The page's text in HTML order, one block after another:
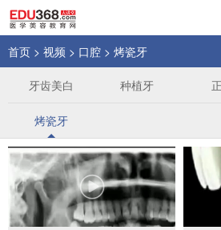
首页 > 视频 > 口腔 > 烤瓷牙
牙齿美白 种植牙
烤瓷牙